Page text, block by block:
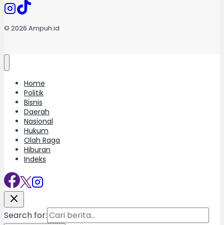
© 2026 Ampuh.id
Home
Politik
Bisnis
Daerah
Nasional
Hukum
Olah Raga
Hiburan
Indeks
Search for: